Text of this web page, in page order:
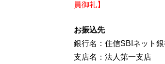
員御礼】
お振込先
銀行名：住信SBIネット
支店名：法人第一支店